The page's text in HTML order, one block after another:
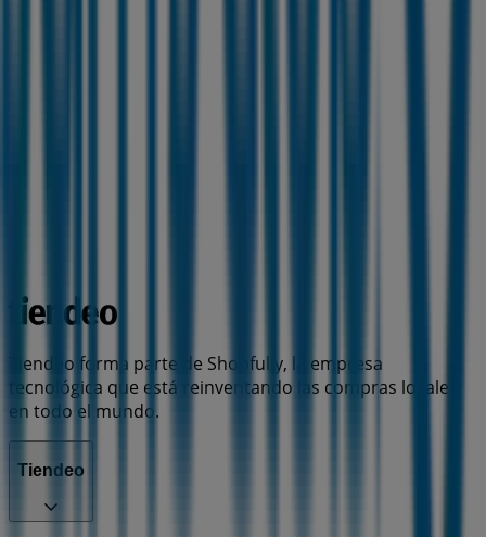
Tiendeo forma parte de Shopfully, la empresa
tecnológica que está reinventando las compras locales
en todo el mundo.
Tiendeo